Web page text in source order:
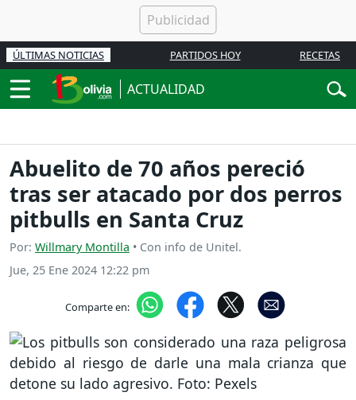
ÚLTIMAS NOTICIAS PARTIDOS HOY RECETAS
ACTUALIDAD
Abuelito de 70 años pereció
tras ser atacado por dos perros
pitbulls en Santa Cruz
Por: Willmary Montilla • Con info de Unitel.
Jue, 25 Ene 2024 12:22 pm
Comparte en: